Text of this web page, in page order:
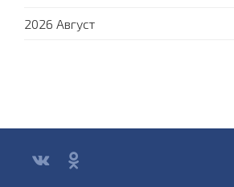
2026 Август